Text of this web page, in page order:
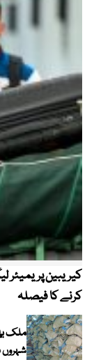
کرنے کا فیصلہ
ملک
شہروں میں 20 کلو تھیلا